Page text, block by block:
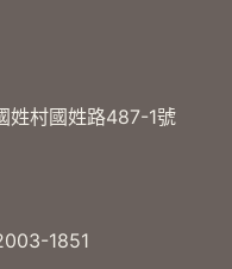
姓村國姓路487-1號
1851